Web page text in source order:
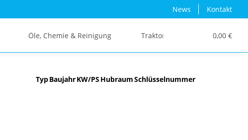
News Kontakt
0,00 €
Öle, Chemie & Reinigung Traktor/Schlepper/LKW
TypBaujahrKW/PS HubraumSchlüsselnummer